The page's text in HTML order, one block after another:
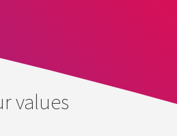
SOLUTION
values